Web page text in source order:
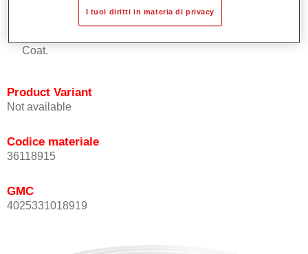
Coat.
Product Variant
Not available
Codice materiale
36118915
GMC
4025331018919
I tuoi diritti in materia di privacy